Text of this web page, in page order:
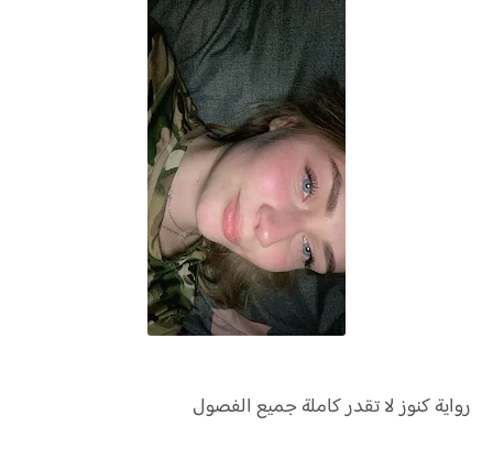
روايةكنوز لا تقدر كاملة جميع الفصول